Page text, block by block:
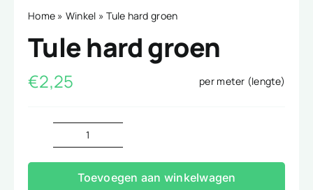
Home » Winkel »Tule hard groen
Tule hard groen
€2,25 per meter (lengte)
Tule
hard
groen
Toevoegen aan winkelwagen